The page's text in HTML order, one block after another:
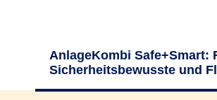
AnlageKombi Safe+Smart:
Sicherheitsbewusste und